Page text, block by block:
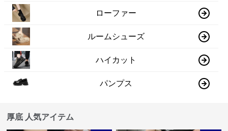
ローファー
ルームシューズ
ハイカット
パンプス
厚底 人気アイテム